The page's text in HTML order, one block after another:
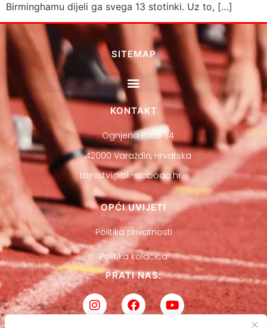
Birminghamu dijeli ga svega 13 stotinki. Uz to, […]
SITEMAP
KONTAKT
Ognjena Price 34
42000 Varaždin, Hrvatska
tajnistvi@ak-sloboda.hr
OPĆI UVIJETI
Politika privatnosti
Politika kolačića
PRATI NAS: